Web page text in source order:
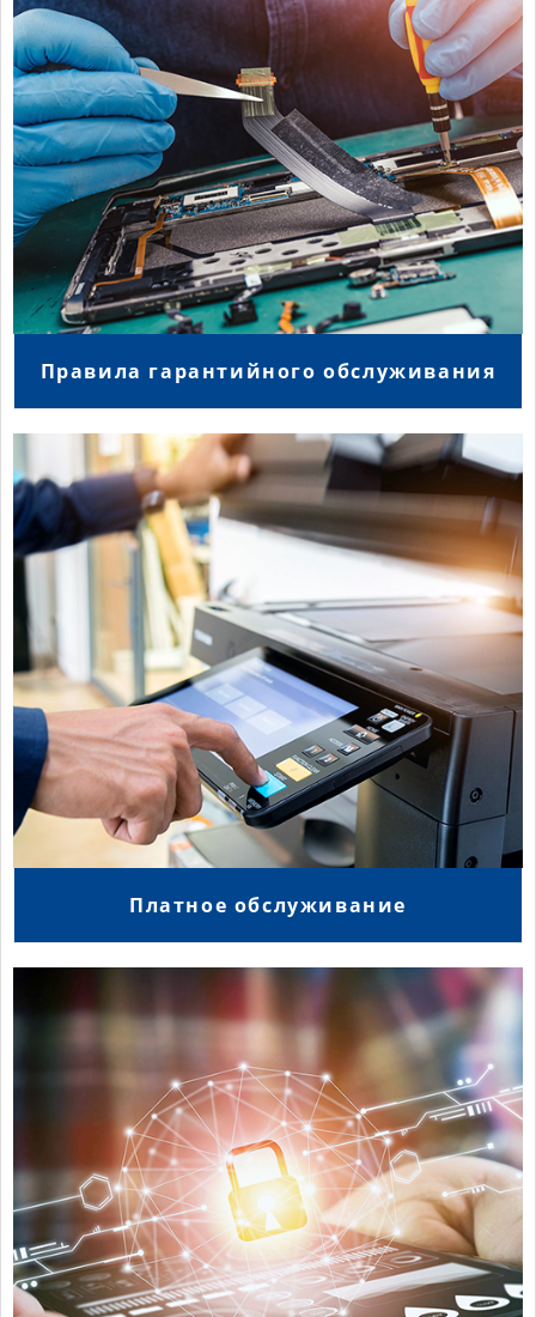
Правила гарантийного обслуживания
Платное обслуживание